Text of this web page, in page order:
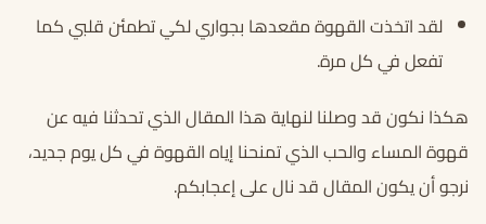
لقد اتخذت القهوة مقعدها بجواري لكي تطمئن قلبي كما
تفعل في كل مرة.
هكذا نكون قد وصلنا لنهاية هذا المقال الذي تحدثنا فيه عن
قهوة المساء والحب الذي تمنحنا إياه القهوة في كل يوم جديد،
نرجو أن يكون المقال قد نال على إعجابكم.